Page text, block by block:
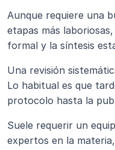
Aunque requiere una
etapas más
formal y la síntesis
Una revisión
Lo habitual es que
protocolo hasta la
Suele requerir un
expertos en la